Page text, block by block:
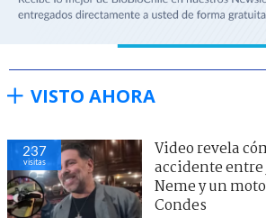
VISTO AHORA
237
visitas
Video revela
accidente entre
Neme y un
Condes